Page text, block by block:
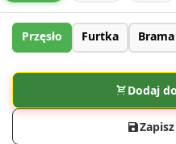
Przęsło Furtka
Dodaj